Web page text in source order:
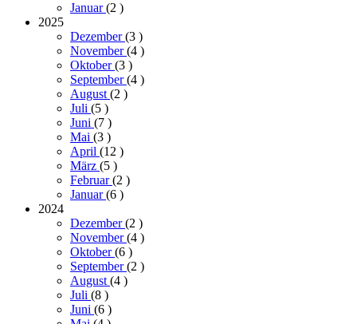
Januar(2 )
2025
Dezember(3 )
November(4 )
Oktober(3 )
September(4 )
August (2 )
Juli (5 )
Juni (7 )
Mai (3 )
April (12 )
März (5 )
Februar(2 )
Januar(6 )
2024
Dezember(2 )
November(4 )
Oktober(6 )
September(2 )
August (4 )
Juli (8 )
Juni (6 )